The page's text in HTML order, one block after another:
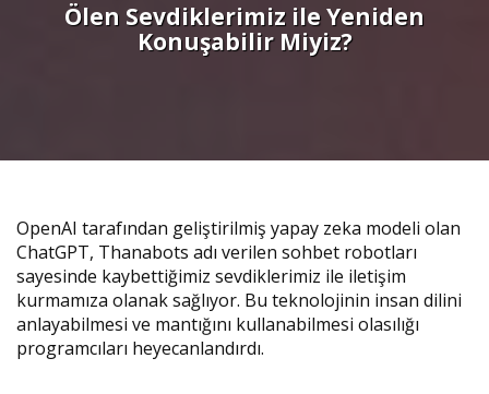
Ölen Sevdiklerimiz ile Yeniden
Konuşabilir Miyiz?
OpenAI tarafından geliştirilmiş yapay zeka modeli olan
ChatGPT, Thanabots adı verilen sohbet robotları
sayesinde kaybettiğimiz sevdiklerimiz ile iletişim
kurmamıza olanak sağlıyor. Bu teknolojinin insan dilini
anlayabilmesi ve mantığını kullanabilmesi olasılığı
programcıları heyecanlandırdı.